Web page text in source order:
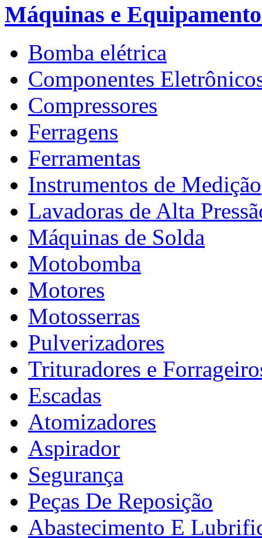
Máquinas e
Bomba elétrica
Componentes
Compressores
Ferragens
Ferramentas
Instrumentos de Medição
Lavadoras de Alta
Máquinas de Solda
Motobomba
Motores
Motosserras
Pulverizadores
Trituradores e
Escadas
Atomizadores
Aspirador
Segurança
Peças De Reposição
Abastecimento E